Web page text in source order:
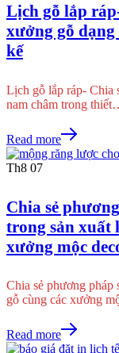
Lịch gỗ lắp
xưởng gỗ
kế
Lịch gỗ lắp ráp- Chia
nam châm trong
Read more
Th8 07
Chia sẻ
trong sản xuất
xưởng mộc
Chia sẻ phương pháp
gỗ cùng các xưởng
Read more